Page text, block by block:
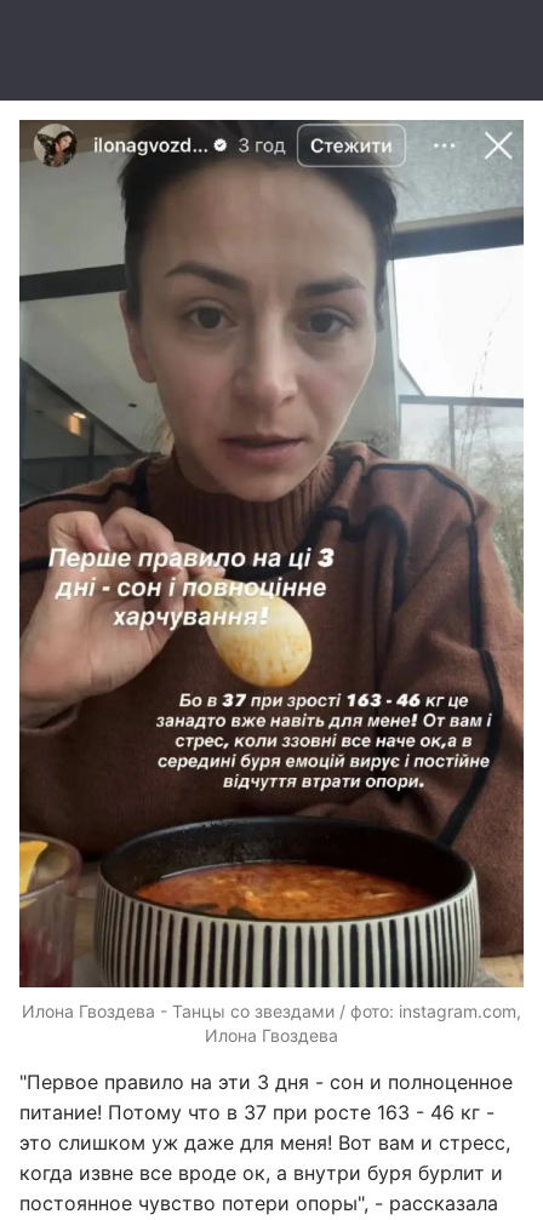
Илона Гвоздева - Танцы со звездами / фото: instagram.com,
Илона Гвоздева
"Первое правило на эти 3 дня - сон и полноценное
питание! Потому что в 37 при росте 163 - 46 кг -
это слишком уж даже для меня! Вот вам и стресс,
когда извне все вроде ок, а внутри буря бурлит и
постоянное чувство потери опоры", - рассказала